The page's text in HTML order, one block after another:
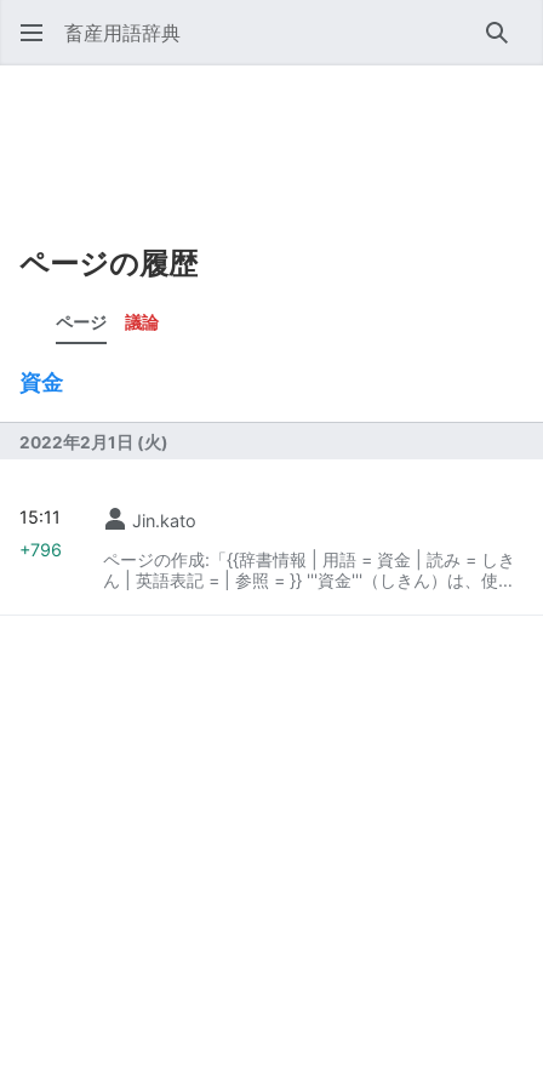
畜産用語辞典 検索
ページの履歴
ページ 議論
資金
2022年2月1日 (火)
Jin.kato
ページの作成:「{{辞書情報 | 用語 = 資金 | 読み = しき
ん | 英語表記 = | 参照 = }} '''資金'''（しきん）は、使用
15:11
+796